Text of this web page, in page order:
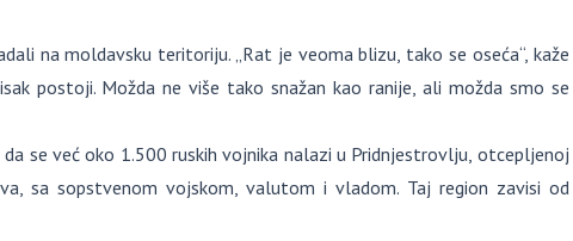
na moldavsku teritoriju. „Rat je veoma blizu, tako se oseća“, kaže
postoji. Možda ne više tako snažan kao ranije, ali možda smo se
se već oko 1.500 ruskih vojnika nalazi u Pridnjestrovlju, otcepljenoj
sa sopstvenom vojskom, valutom i vladom. Taj region zavisi od